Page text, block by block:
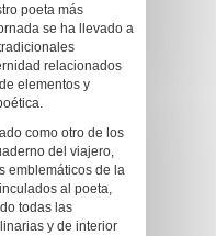
poeta más
se ha llevado a
relacionados
elementos y
como otro de los
del viajero,
emblemáticos de la
al poeta,
todas las
y de interior